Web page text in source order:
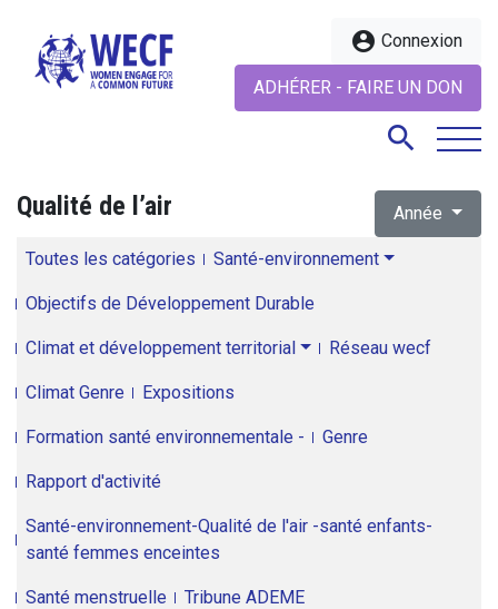
account_circle Connexion
ADHÉRER - FAIRE UN DON
search
Qualité de l’air Année
Toutes les catégories Santé-environnement
Objectifs de Développement Durable
Climat et développement territorial Réseau wecf
Climat Genre Expositions
Formation santé environnementale - Genre
Rapport d'activité
Santé-environnement-Qualité de l'air -santé enfants-
santé femmes enceintes
Santé menstruelle Tribune ADEME